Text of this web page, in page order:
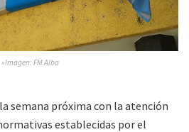
»Imagen: FM Alba
semana próxima con la atención
establecidas por el